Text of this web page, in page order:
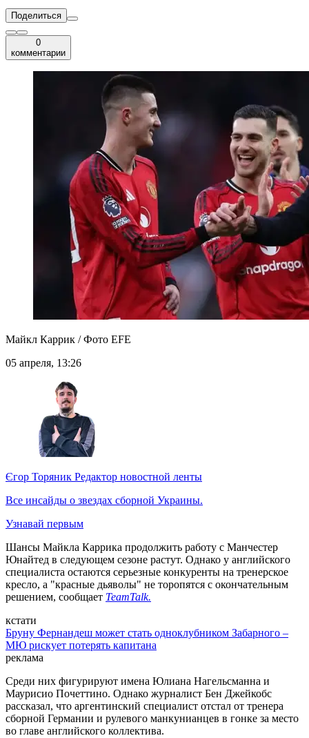
Поделиться
0
комментарии
Майкл Каррик / Фото EFE
05 апреля, 13:26
Єгор Торяник Редактор новостной ленты
Все инсайды о звездах сборной Украины.
Узнавай первым
Шансы Майкла Каррика продолжить работу с Манчестер
Юнайтед в следующем сезоне растут. Однако у английского
специалиста остаются серьезные конкуренты на тренерское
кресло, а "красные дьяволы" не торопятся с окончательным
решением, сообщает TeamTalk.
кстати
Бруну Фернандеш может стать одноклубником Забарного –
МЮ рискует потерять капитана
реклама
Среди них фигурируют имена Юлиана Нагельсманна и
Маурисио Почеттино. Однако журналист Бен Джейкобс
рассказал, что аргентинский специалист отстал от тренера
сборной Германии и рулевого манкунианцев в гонке за место
во главе английского коллектива.